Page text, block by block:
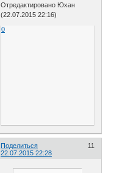
Отредактировано Юхан
(22.07.2015 22:16)
0
Поделиться
11
22.07.2015 22:28